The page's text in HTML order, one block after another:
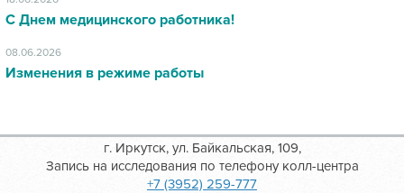
С Днем медицинского работника!
08.06.2026
Изменения в режиме работы
г. Иркутск, ул. Байкальская, 109,
Запись на исследования по телефону колл-центра
+7 (3952) 259-777